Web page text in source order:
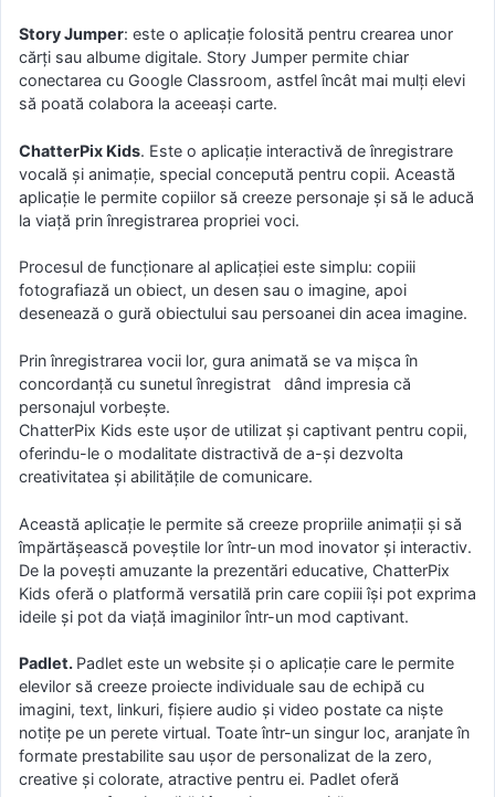
Story Jumper: este o aplicație folosită pentru crearea unor
cărți sau albume digitale. Story Jumper permite chiar
conectarea cu Google Classroom, astfel încât mai mulți elevi
să poată colabora la aceeași carte.
ChatterPix Kids. Este o aplicație interactivă de înregistrare
vocală și animație, special concepută pentru copii. Această
aplicație le permite copiilor să creeze personaje și să le aducă
la viață prin înregistrarea propriei voci.
Procesul de funcționare al aplicației este simplu: copiii
fotografiază un obiect, un desen sau o imagine, apoi
desenează o gură obiectului sau persoanei din acea imagine.
Prin înregistrarea vocii lor, gura animată se va mișca în
concordanță cu sunetul înregistrat dând impresia că
personajul vorbește.
ChatterPix Kids este ușor de utilizat și captivant pentru copii,
oferindu-le o modalitate distractivă de a-și dezvolta
creativitatea și abilitățile de comunicare.
Această aplicație le permite să creeze propriile animații și să
împărtășească poveștile lor într-un mod inovator și interactiv.
De la povești amuzante la prezentări educative, ChatterPix
Kids oferă o platformă versatilă prin care copiii își pot exprima
ideile și pot da viață imaginilor într-un mod captivant.
Padlet. Padlet este un website și o aplicație care le permite
elevilor să creeze proiecte individuale sau de echipă cu
imagini, text, linkuri, fișiere audio și video postate ca niște
notițe pe un perete virtual. Toate într-un singur loc, aranjate în
formate prestabilite sau ușor de personalizat de la zero,
creative și colorate, atractive pentru ei. Padlet oferă